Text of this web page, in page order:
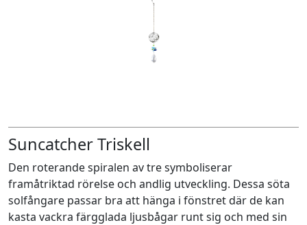
Suncatcher Triskell
Den roterande spiralen av tre symboliserar
framåtriktad rörelse och andlig utveckling. Dessa söta
solfångare passar bra att hänga i fönstret där de kan
kasta vackra färgglada ljusbågar runt sig och med sin